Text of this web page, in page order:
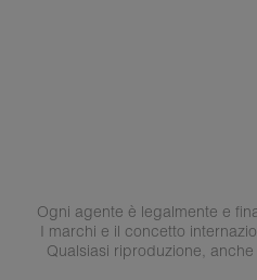
Ogni agente è legalmente e
I marchi e il concetto
Qualsiasi riproduzione,